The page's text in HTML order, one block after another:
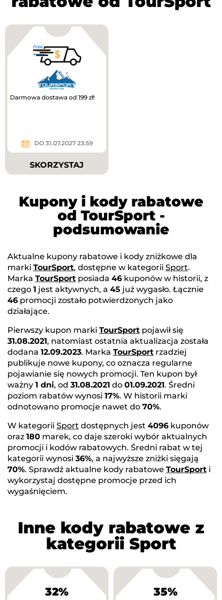
Darmowa dostawa od 199 zł!
DO 31.07.2027 23:59
SKORZYSTAJ
Kupony i kody rabatowe
od TourSport -
podsumowanie
Aktualne kupony rabatowe i kody zniżkowe dla
marki TourSport, dostępne w kategorii Sport.
Marka TourSport posiada 46 kuponów w historii, z
czego 1 jest aktywnych, a 45 już wygasło. Łącznie
46 promocji zostało potwierdzonych jako
działające.
Pierwszy kupon marki TourSport pojawił się
31.08.2021, natomiast ostatnia aktualizacja została
dodana 12.09.2023. Marka TourSport rzadziej
publikuje nowe kupony, co oznacza regularne
pojawianie się nowych promocji. Ten kupon był
ważny 1 dni, od 31.08.2021 do 01.09.2021. Średni
poziom rabatów wynosi 17%. W historii marki
odnotowano promocje nawet do 70%.
W kategorii Sport dostępnych jest 4096 kuponów
oraz 180 marek, co daje szeroki wybór aktualnych
promocji i kodów rabatowych. Średni rabat w tej
kategorii wynosi 36%, a najwyższe zniżki sięgają
70%. Sprawdź aktualne kody rabatowe TourSport i
wykorzystaj dostępne promocje przed ich
wygaśnięciem.
Inne kody rabatowe z
kategorii Sport
32% 35%